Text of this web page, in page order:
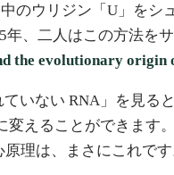
のウリジン「U」を
年、二人はこの方法を
the evolutionary origin
いない RNA」を見る
えることができます
理は、まさにこれです